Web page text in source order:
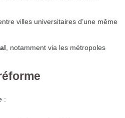
villes universitaires d’une même
, notamment via les métropoles
: